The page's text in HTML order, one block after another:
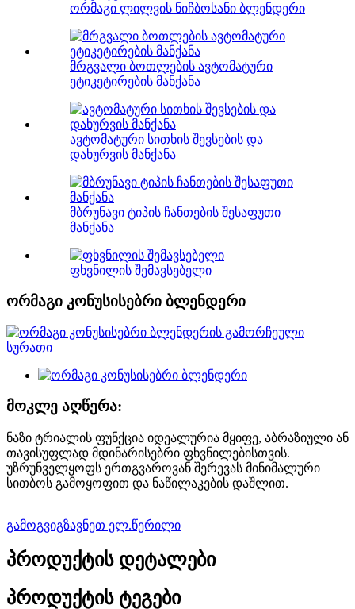
ორმაგი ლილვის ნიჩბოსანი ბლენდერი
მრგვალი ბოთლების ავტომატური
ეტიკეტირების მანქანა
ავტომატური სითხის შევსების და
დახურვის მანქანა
მბრუნავი ტიპის ჩანთების შესაფუთი
მანქანა
ფხვნილის შემავსებელი
ორმაგი კონუსისებრი ბლენდერი
მოკლე აღწერა:
ნაზი ტრიალის ფუნქცია იდეალურია მყიფე, აბრაზიული ან
თავისუფლად მდინარისებრი ფხვნილებისთვის.
უზრუნველყოფს ერთგვაროვან შერევას მინიმალური
სითბოს გამოყოფით და ნაწილაკების დაშლით.
გამოგვიგზავნეთ ელ.წერილი
პროდუქტის დეტალები
პროდუქტის ტეგები